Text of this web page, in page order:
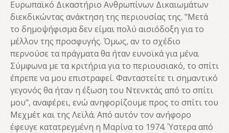
Ευρωπαϊκό Δικαστήριο Ανθρωπίνων Δικαιωμάτων
διεκδικώντας ανάκτηση της περιουσίας της. "Μετά
το δημοψήφισμα δεν είμαι πολύ αισιόδοξη για το
μέλλον της προσφυγής. Όμως, αν το σχέδιο
περνούσε τα πράγματα θα ήταν ευνοϊκά για μένα.
Σύμφωνα με τα κριτήρια για το περιουσιακό, το σπίτι
έπρεπε να μου επιστραφεί. Φανταστείτε τι σημαντικό
γεγονός θα ήταν η έξωση του Ντενκτάς από το σπίτι
μου", αναφέρει, ενώ ανηφορίζουμε προς το σπίτι του
Μεχμέτ και της Λεϊλά. Από αυτόν τον ανήφορο
έφευγε κατατρεγμένη η Μαρίνα το 1974. Ύστερα από